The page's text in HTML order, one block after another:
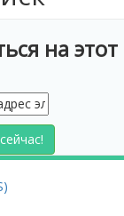
на этот